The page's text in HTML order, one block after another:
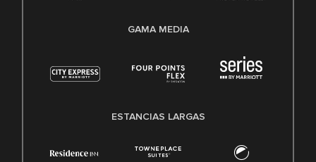
GAMA MEDIA
ESTANCIAS LARGAS